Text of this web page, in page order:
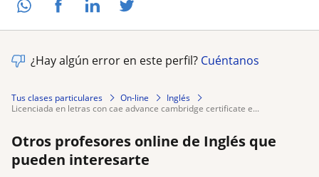
¿Hay algún error en este perfil? Cuéntanos
Tus clases particulares On-line
Inglés
licenciada en letras con cae advance cambridge certificate e...
Otros profesores online de Inglés que
pueden interesarte